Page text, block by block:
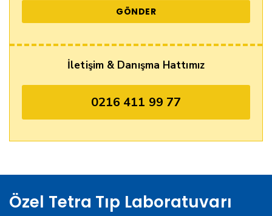
İletişim & Danışma Hattımız
0216 411 99 77
Özel Tetra Tıp Laboratuvarı